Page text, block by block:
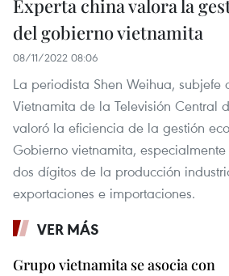
Experta china valora la
del gobierno vietnamita
08/11/2022 08:06
La periodista Shen Weihua, subjefe
Vietnamita de la Televisión Central
valoró la eficiencia de la gestión
Gobierno vietnamita,
dos dígitos de la producción
exportaciones e importaciones.
VER MÁS
Grupo vietnamita se asocia con